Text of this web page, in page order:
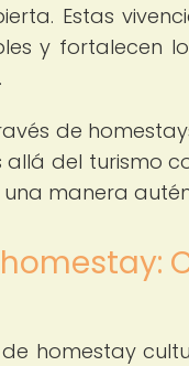
Estas
y fortalecen
de
del turismo
manera
homestay